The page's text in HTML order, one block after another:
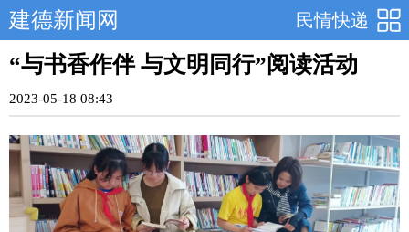
民情快递
建德新闻网
“与书香作伴 与文明同行”阅读活动
2023-05-18 08:43